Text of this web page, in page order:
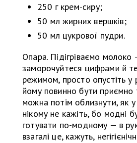
250 г крем-сиру;
50 мл жирних вершків;
50 мл цукрової пудри.
Опара. Підігріваємо молоко
заморочуйтеся цифрами й
режимом, просто опустіть у
йому повинно бути приємно
можна потім облизнути, як
нікому не кажіть, бо модні
готувати по-модному — в
взагалі це, кажуть,